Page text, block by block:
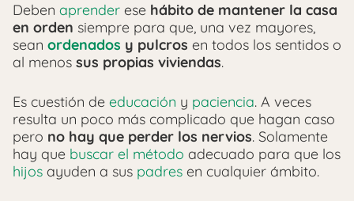
Deben aprender ese hábito de mantener la casa
en orden siempre para que, una vez mayores,
sean ordenados y pulcros en todos los sentidos o
al menos sus propias viviendas.
Es cuestión de educación y paciencia. A veces
resulta un poco más complicado que hagan caso
pero no hay que perder los nervios. Solamente
hay que buscar el método adecuado para que los
hijos ayuden a sus padres en cualquier ámbito.